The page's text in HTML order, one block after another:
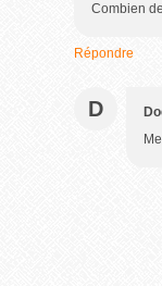
Combien
Répondre
D